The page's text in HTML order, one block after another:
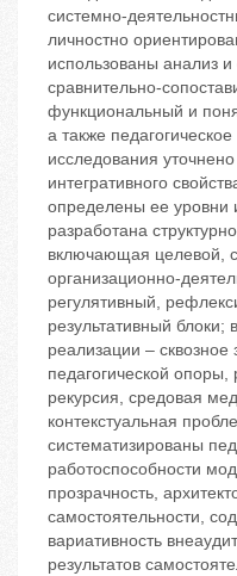
системно-
личностно
использованы анализ и
сравнительно-
функциональный и
а также
исследования
интегративного
определены ее уровни
разработана
включающая целевой,
организационно-
регулятивный,
результативный
реализации – сквозное
педагогической
рекурсия, средовая
контекстуальная
систематизированы
работоспособности
прозрачность,
самостоятельности,
вариативность
результатов